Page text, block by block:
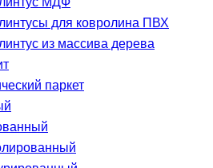
для ковролина ПВХ
из массива дерева
паркет